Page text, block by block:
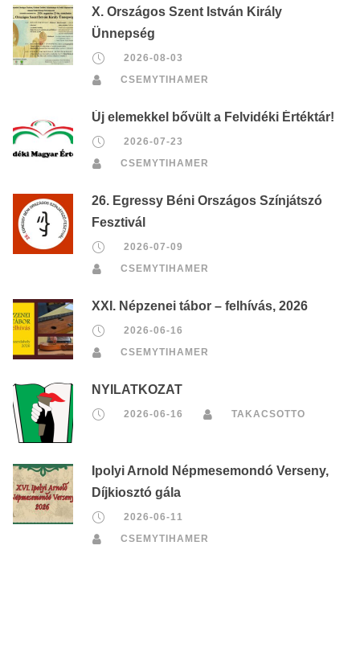
X. Országos Szent István Király
Ünnepség
2026-08-03
CSEMYTIHAMER
Új elemekkel bővült a Felvidéki Értéktár!
2026-07-23
CSEMYTIHAMER
26. Egressy Béni Országos Színjátszó
Fesztivál
2026-07-09
CSEMYTIHAMER
XXI. Népzenei tábor – felhívás, 2026
2026-06-16
CSEMYTIHAMER
NYILATKOZAT
2026-06-16 TAKACSOTTO
Ipolyi Arnold Népmesemondó Verseny,
Díjkiosztó gála
2026-06-11
CSEMYTIHAMER